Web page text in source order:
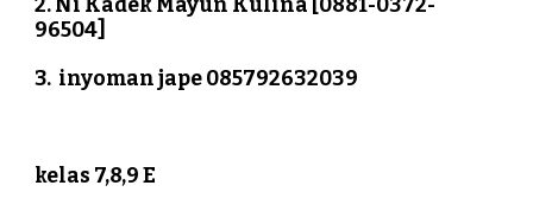
2. Ni Kadek Mayun Kulina [0881-0372-
96504]
3.  inyoman jape 085792632039
kelas 7,8,9 E